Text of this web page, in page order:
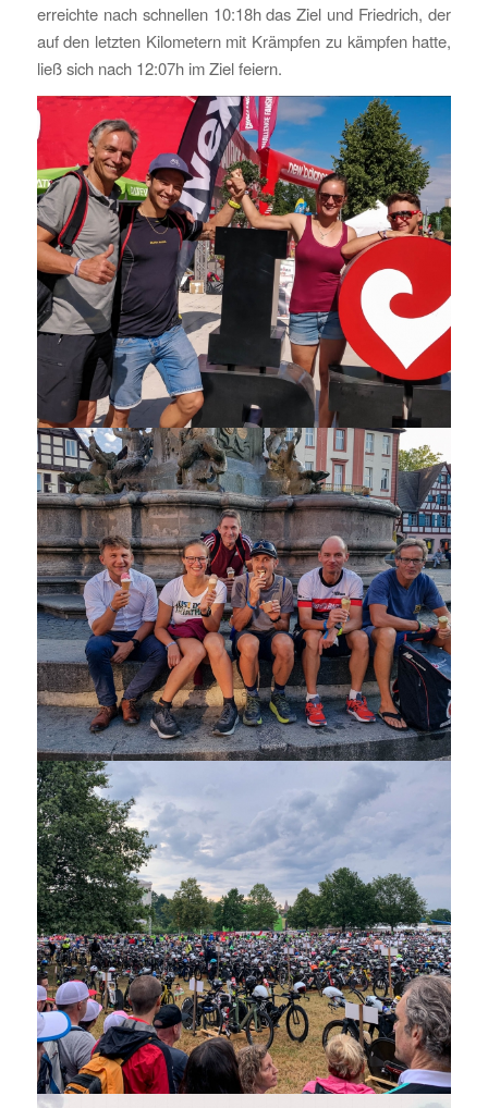
erreichte nach schnellen 10:18h das Ziel und Friedrich, der
auf den letzten Kilometern mit Krämpfen zu kämpfen hatte,
ließ sich nach 12:07h im Ziel feiern.